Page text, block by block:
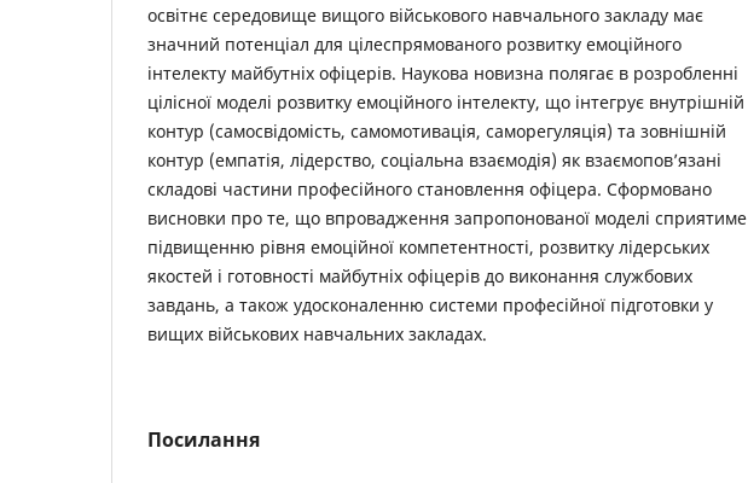
освітнє середовище вищого військового навчального закладу має
значний потенціал для цілеспрямованого розвитку емоційного
інтелекту майбутніх офіцерів. Наукова новизна полягає в розробленні
цілісної моделі розвитку емоційного інтелекту, що інтегрує внутрішній
контур (самосвідомість, самомотивація, саморегуляція) та зовнішній
контур (емпатія, лідерство, соціальна взаємодія) як взаємопов’язані
складові частини професійного становлення офіцера. Сформовано
висновки про те, що впровадження запропонованої моделі сприятиме
підвищенню рівня емоційної компетентності, розвитку лідерських
якостей і готовності майбутніх офіцерів до виконання службових
завдань, а також удосконаленню системи професійної підготовки у
вищих військових навчальних закладах.
Посилання